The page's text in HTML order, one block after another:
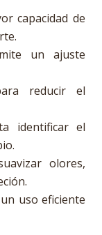
capacidad de
un ajuste
reducir el
identificar el
olores,
uso eficiente